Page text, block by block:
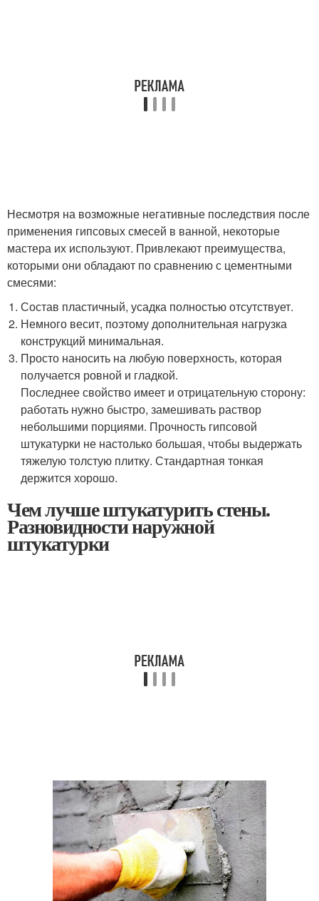
Несмотря на возможные негативные последствия после
применения гипсовых смесей в ванной, некоторые
мастера их используют. Привлекают преимущества,
которыми они обладают по сравнению с цементными
смесями:
Состав пластичный, усадка полностью отсутствует.
Немного весит, поэтому дополнительная нагрузка
конструкций минимальная.
Просто наносить на любую поверхность, которая
получается ровной и гладкой.
Последнее свойство имеет и отрицательную сторону:
работать нужно быстро, замешивать раствор
небольшими порциями. Прочность гипсовой
штукатурки не настолько большая, чтобы выдержать
тяжелую толстую плитку. Стандартная тонкая
держится хорошо.
Чем лучше штукатурить стены.
Разновидности наружной
штукатурки